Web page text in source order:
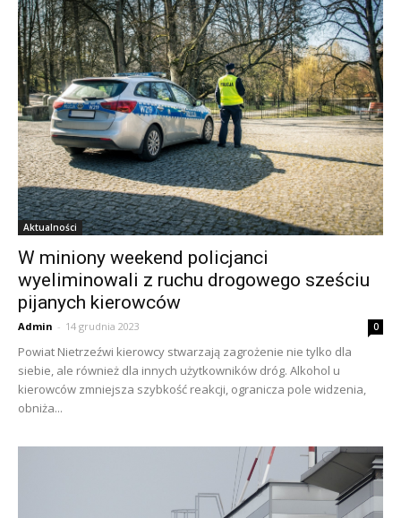
Aktualności
W miniony weekend policjanci
wyeliminowali z ruchu drogowego sześciu
pijanych kierowców
Admin - 14 grudnia 2023 0
Powiat Nietrzeźwi kierowcy stwarzają zagrożenie nie tylko dla
siebie, ale również dla innych użytkowników dróg. Alkohol u
kierowców zmniejsza szybkość reakcji, ogranicza pole widzenia,
obniża...